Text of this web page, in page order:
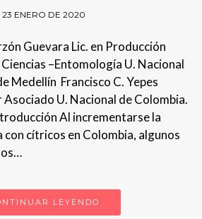
23 ENERO DE 2020
Guevara Lic. en Producción
–Entomología U. Nacional
Medellín Francisco C. Yepes
U. Nacional de Colombia.
Al incrementarse la
con cítricos en Colombia, algunos
LEYENDO